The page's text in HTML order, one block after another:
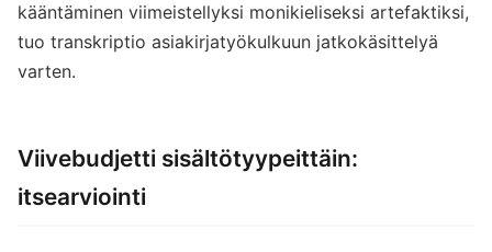
kääntäminen viimeistellyksi monikieliseksi artefaktiksi,
tuo transkriptio asiakirjatyökulkuun jatkokäsittelyä
varten.
Viivebudjetti sisältötyypeittäin:
itsearviointi